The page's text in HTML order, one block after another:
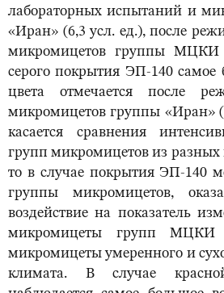
лабораторных испытаний и
«Иран» (6,3 усл. ед.), после
микромицетов группы МЦКИ
серого покрытия ЭП-140 самое
цвета отмечается после
микромицетов группы «Иран»
касается сравнения
групп микромицетов из разных
то в случае покрытия ЭП-140
группы микромицетов,
воздействие на показатель
микромицеты групп
микромицеты умеренного и
климата. В случае